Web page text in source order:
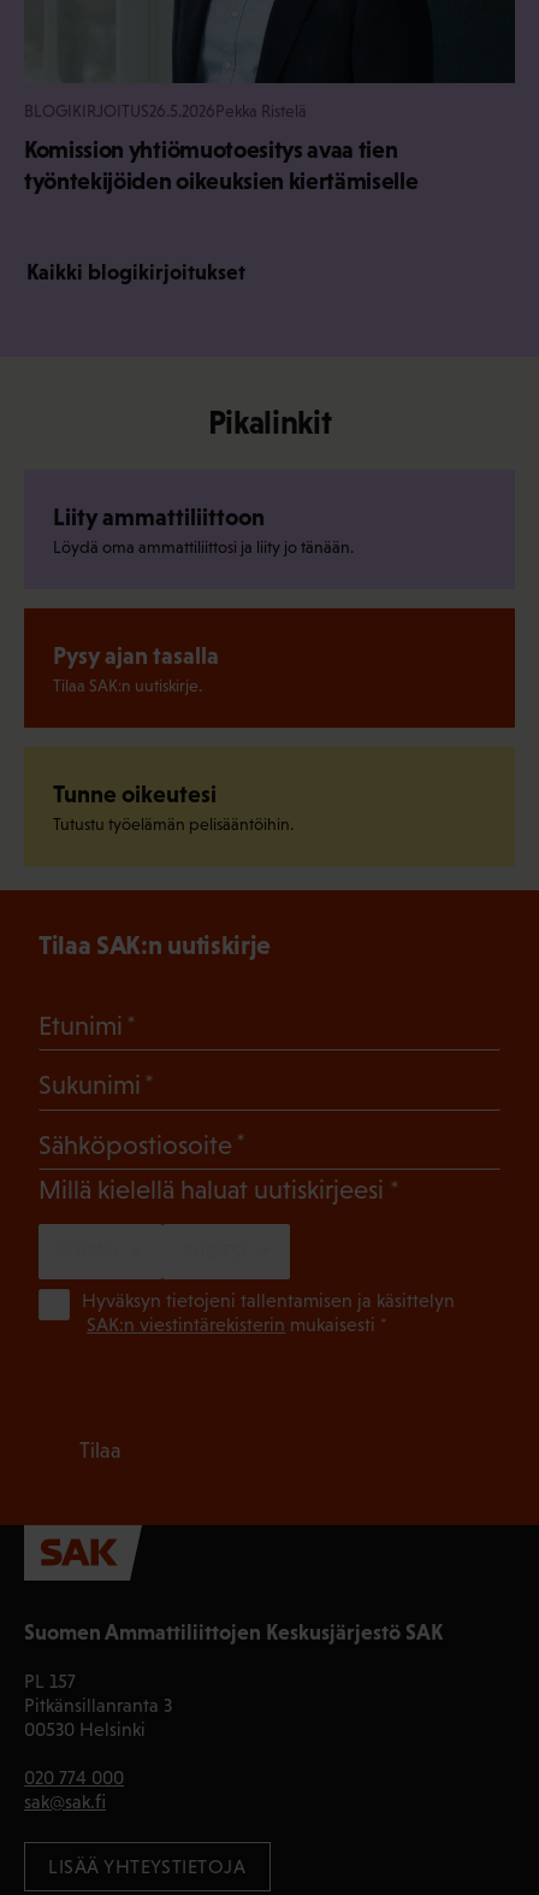
BLOGIKIRJOITUS26.5.2026Pekka Ristelä
Komission yhtiömuotoesitys avaa tien
työntekijöiden oikeuksien kiertämiselle
Kaikki blogikirjoitukset
Pikalinkit
Liity ammattiliittoon
Löydä oma ammattiliittosi ja liity jo tänään.
Pysy ajan tasalla
Tilaa SAK:n uutiskirje.
Tunne oikeutesi
Tutustu työelämän pelisääntöihin.
Suomen Ammattiliittojen Keskusjärjestö SAK
PL 157
Pitkänsillanranta 3
00530 Helsinki
020 774 000
sak@sak.fi
LISÄÄ YHTEYSTIETOJA
Tilaa SAK:n uutiskirje
Etunimi
Sukunimi
Sähköpostiosoite
Millä kielellä haluat uutiskirjeesi (Pakollinen)
Hyväksyn tietojeni tallentamisen ja käsittelyn
SAK:n viestintärekisterin mukaisesti *
Tilaa